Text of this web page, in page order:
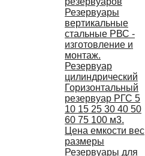
Резервуары
вертикальные
стальные РВС -
изготовление и
монтаж.
Резервуар
цилиндрический
Горизонтальный
резервуар РГС 5
10 15 25 30 40 50
60 75 100 м3.
Цена емкости вес
размеры
Резервуары для